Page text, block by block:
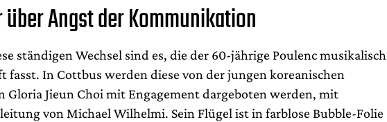
Angst der Kommunikation
ständigen Wechsel sind es, die der 60-jährige Poulenc musikalisch
fasst. In Cottbus werden diese von der jungen koreanischen
Gloria Jieun Choi mit Engagement dargeboten werden, mit
von Michael Wilhelmi. Sein Flügel ist in farblose Bubble-Folie